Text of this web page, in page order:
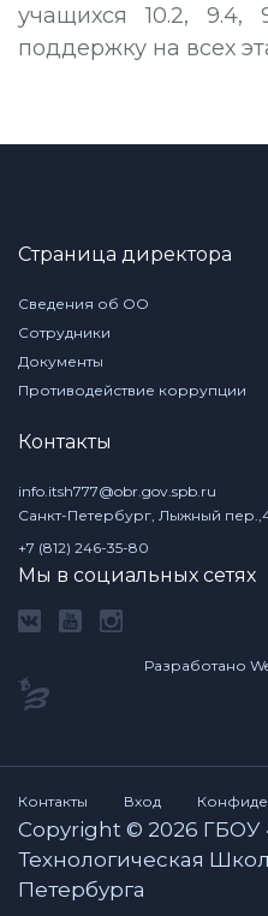
учащихся 10.2, 9.4,
поддержку на всех
Страница директора
Сведения об ОО
Сотрудники
Документы
Противодействие коррупции
Контакты
info.itsh777@obr.gov.spb.ru
Санкт-Петербург, Лыжный
+7 (812) 246-35-80
Мы в социальных сетях
Разработано
Контакты Вход
Copyright © 2026
Технологическая
Петербурга